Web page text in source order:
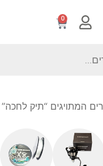
0
המתויגים “תיק לחכה”